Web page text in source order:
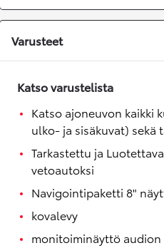
Varusteet
Katso varustelista
Katso ajoneuvon kaikki
ulko- ja sisäkuvat) sekä
Tarkastettu ja
vetoautoksi
Navigointipaketti 8"
kovalevy
monitoiminäyttö audion